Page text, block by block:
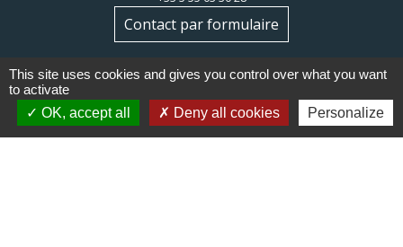
Contact par formulaire
This site uses cookies and gives you control over what you want
to activate
OK, accept all
Deny all cookies Personalize